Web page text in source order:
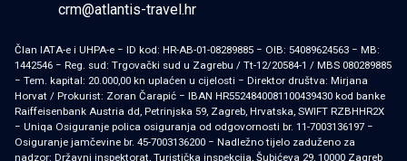
crm@atlantis-travel.hr
Član IATA-e i UHPA-e − ID kod: HR-AB-01-08289885 − OIB: 54089624563 − MB:
1442546 − Reg. sud: Trgovački sud u Zagrebu / Tt-12/20584-1 / MBS 080289885
− Tem. kapital: 20.000,00 kn uplaćen u cijelosti − Direktor društva: Mirjana
Horvat / Prokurist: Zoran Čarapić − IBAN HR5524840081100439430 kod banke
Raiffeisenbank Austria dd, Petrinjska 59, Zagreb, Hrvatska, SWIFT RZBHHR2X
− Uniqa Osiguranje polica osiguranja od odgovornosti br. 11-7003136197 −
Osiguranje jamčevine br. 45-7003136200 − Nadležno tijelo zaduženo za
nadzor: Državni inspektorat, Turistička inspekcija, Šubićeva 29, 10000 Zagreb